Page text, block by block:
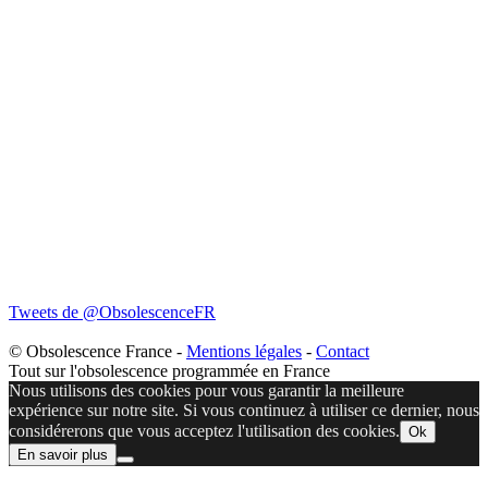
Tweets de @ObsolescenceFR
© Obsolescence France - Mentions légales - Contact
Tout sur l'obsolescence programmée en France
Nous utilisons des cookies pour vous garantir la meilleure
expérience sur notre site. Si vous continuez à utiliser ce dernier, nous
considérerons que vous acceptez l'utilisation des cookies. Ok
En savoir plus